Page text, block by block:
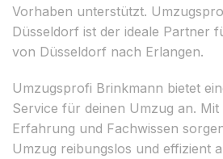
Vorhaben unterstützt.
Düsseldorf ist der ideale Partner
von Düsseldorf nach Erlangen.
Umzugsprofi Brinkmann bietet
Service für deinen Umzug an. Mit
Erfahrung und Fachwissen
Umzug reibungslos und effizient